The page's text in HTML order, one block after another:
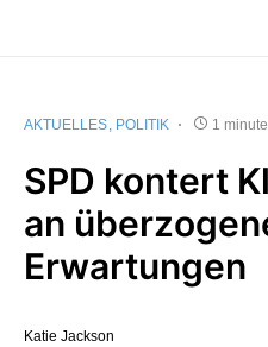
AKTUELLES POLITIK 1
SPD kontert
an
Erwartungen
Katie Jackson